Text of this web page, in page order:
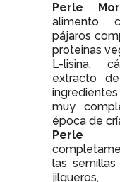
Perle
alimento
pájaros
proteinas
L-lisina,
extracto
muy
época de
Perle
las semillas
jilgueros,